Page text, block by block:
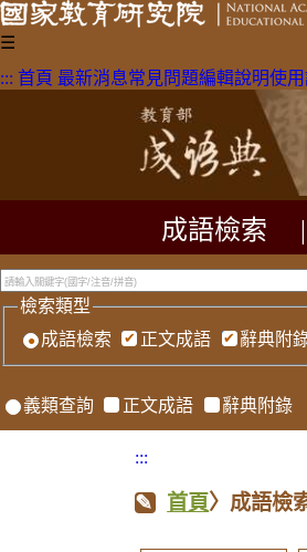
☰
::: 首頁 最新消息常見問題編輯說明使
成語檢索
檢索類型
成語檢索
正文成語 辭典附
義類查詢 正文成語 辭典附錄
:::
首頁〉成語檢